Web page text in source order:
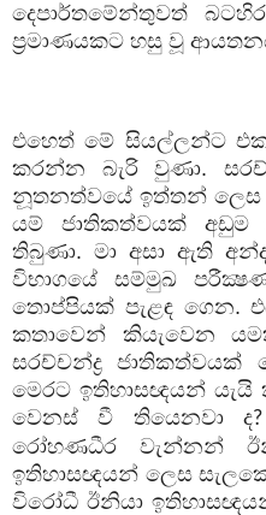
දෙපාර්තමේන්තුවත්
ප්‍රමාණයකට හසු වූ
එහෙත් මේ සියල්ලන්ට
කරන්න බැරි වුණා.
නූතනත්වයේ ඉත්තන්
යම් ජාතිකත්වයක් අඩුම
තිබුණා. මා අසා ඇති
විභාගයේ සම්මුඛ
තොප්පියක් පැළඳ ගෙන.
කතාවෙන් කියැවෙන
සරච්චන්ද්‍ර
මෙරට ඉතිහාසඥයන්
වෙනස් වී තියෙනවා ද
රෝහණධීර වැන්නන්
ඉතිහාසඥයන් ලෙස
විරෝධී ඊනියා